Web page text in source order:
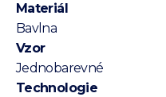
Materiál
Bavlna
Vzor
Jednobarevné
Technologie